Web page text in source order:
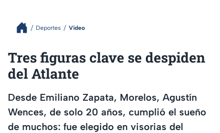
Deportes Video
Tres figuras clave se despiden
del Atlante
Desde Emiliano Zapata, Morelos, Agustín
Wences, de solo 20 años, cumplió el sueño
de muchos: fue elegido en visorias del